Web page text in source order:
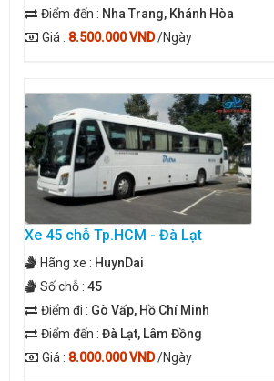
Điểm đến : Nha Trang, Khánh Hòa
Giá : 8.500.000 VND/Ngày
Xe 45 chỗ Tp.HCM - Đà Lạt
Hãng xe : HuynDai
Số chỗ : 45
Điểm đi : Gò Vấp, Hồ Chí Minh
Điểm đến : Đà Lạt, Lâm Đồng
Giá : 8.000.000 VND/Ngày